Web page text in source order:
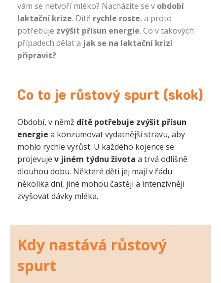
vám se netvoří mléko? Nacházíte se v období
laktační krize. Dítě rychle roste, a proto
potřebuje zvýšit přísun energie. Co v takových
případech dělat a jak se na laktační krizi
připravit?
Co to je růstový spurt (skok)
Období, v němž dítě potřebuje zvýšit přísun
energie a konzumovat vydatnější stravu, aby
mohlo rychle vyrůst. U každého kojence se
projevuje v jiném týdnu života a trvá odlišně
dlouhou dobu. Některé děti jej mají v řádu
několika dní, jiné mohou častěji a intenzivněji
zvyšovat dávky mléka.
Kdy nastává růstový
spurt